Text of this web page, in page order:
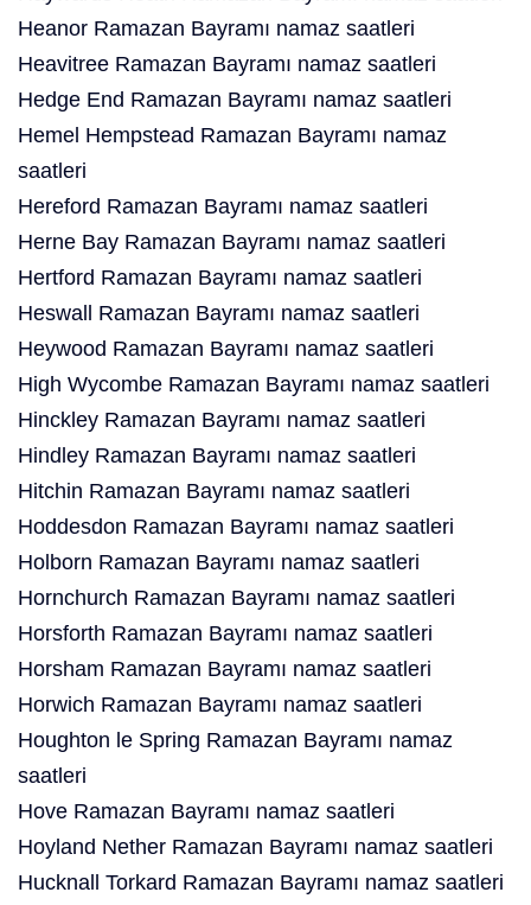
Heanor Ramazan Bayramı namaz saatleri
Heavitree Ramazan Bayramı namaz saatleri
Hedge End Ramazan Bayramı namaz saatleri
Hemel Hempstead Ramazan Bayramı namaz
saatleri
Hereford Ramazan Bayramı namaz saatleri
Herne Bay Ramazan Bayramı namaz saatleri
Hertford Ramazan Bayramı namaz saatleri
Heswall Ramazan Bayramı namaz saatleri
Heywood Ramazan Bayramı namaz saatleri
High Wycombe Ramazan Bayramı namaz saatleri
Hinckley Ramazan Bayramı namaz saatleri
Hindley Ramazan Bayramı namaz saatleri
Hitchin Ramazan Bayramı namaz saatleri
Hoddesdon Ramazan Bayramı namaz saatleri
Holborn Ramazan Bayramı namaz saatleri
Hornchurch Ramazan Bayramı namaz saatleri
Horsforth Ramazan Bayramı namaz saatleri
Horsham Ramazan Bayramı namaz saatleri
Horwich Ramazan Bayramı namaz saatleri
Houghton le Spring Ramazan Bayramı namaz
saatleri
Hove Ramazan Bayramı namaz saatleri
Hoyland Nether Ramazan Bayramı namaz saatleri
Hucknall Torkard Ramazan Bayramı namaz saatleri